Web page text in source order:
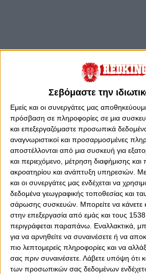
Σεβόμαστε την
Εμείς και οι συνεργάτες μας
πρόσβαση σε πληροφορίες σε μια
και επεξεργαζόμαστε προσωπικά
αναγνωριστικοί και προσαρμοσμένες
αποστέλλονται από μια συσκευή για
και περιεχόμενο, μέτρηση διαφήμισης και
ακροατηρίου και ανάπτυξη υπηρεσιών.
και οι συνεργάτες μας ενδέχεται να
δεδομένα γεωγραφικής τοποθεσίας και
σάρωσης συσκευών. Μπορείτε να κάνετε
στην επεξεργασία από εμάς και τους
περιγράφεται παραπάνω. Εναλλακτικά,
για να αρνηθείτε να συναινέσετε ή να
πιο λεπτομερείς πληροφορίες και να
σας πριν συναινέσετε. Λάβετε υπόψη ότι
των προσωπικών σας δεδομένων
Τετάρτη, 18 Σεπτεμβρίου 2024 - 17:18